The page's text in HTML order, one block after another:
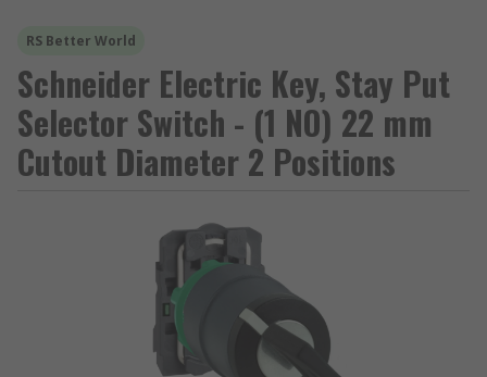
RS Better World
Schneider Electric Key, Stay Put
Selector Switch - (1 NO) 22 mm
Cutout Diameter 2 Positions